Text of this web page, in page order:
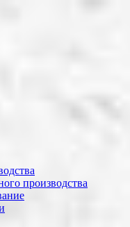
производства